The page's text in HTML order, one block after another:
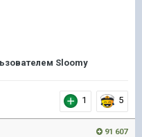
Sloomy
1 5
91 607